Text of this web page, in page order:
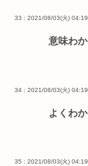
33 : 2021/08/03(火)
意味わ
34 : 2021/08/03(火)
よくわ
35 : 2021/08/03(火)